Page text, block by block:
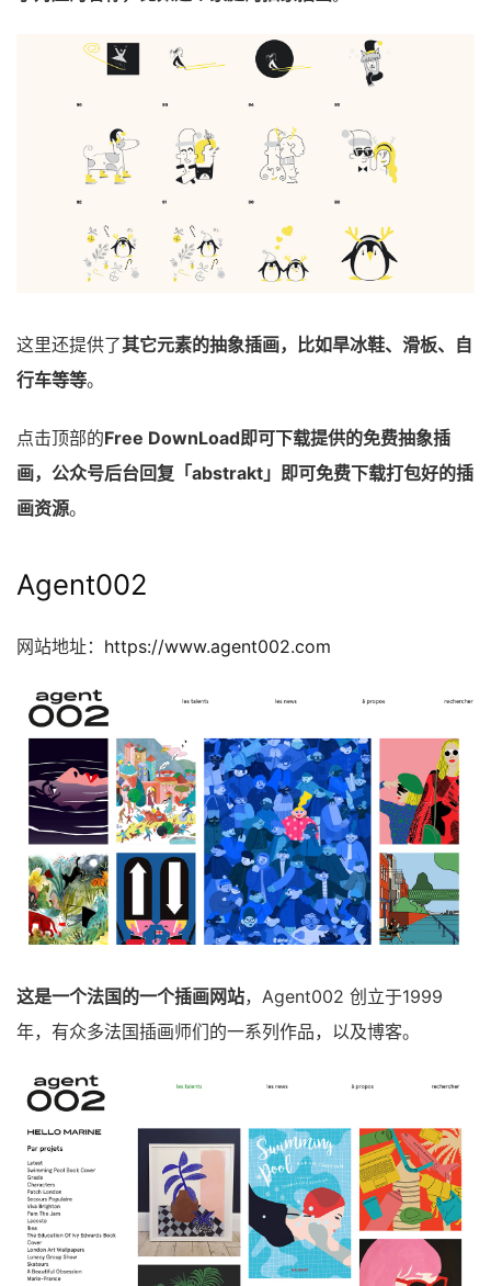
这里还提供了其它元素的抽象插画，比如旱冰鞋、滑板、自
行车等等。
点击顶部的Free DownLoad即可下载提供的免费抽象插
画，公众号后台回复「abstrakt」即可免费下载打包好的插
画资源。
Agent002
网站地址： https://www.agent002.com
这是一个法国的一个插画网站，Agent002 创立于1999
年，有众多法国插画师们的一系列作品，以及博客。